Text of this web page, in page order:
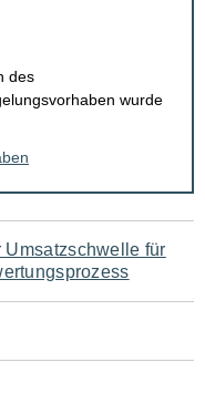
des
wurde
Umsatzschwelle für